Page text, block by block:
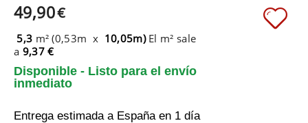
49,90€
5,3 m² (0,53m x 10,05m) El m² sale
a 9,37 €
Disponible - Listo para el envío
inmediato
Entrega estimada a España en 1 día